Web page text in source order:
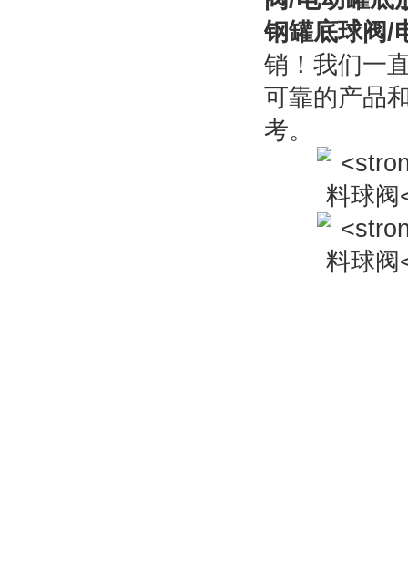
钢罐底球阀/
销！我们一
可靠的产品
考。